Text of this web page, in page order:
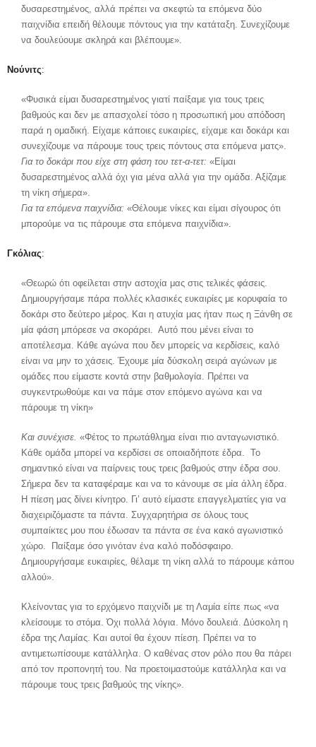
δυσαρεστημένος, αλλά πρέπει να σκεφτώ τα επόμενα δύο
παιχνίδια επειδή θέλουμε πόντους για την κατάταξη. Συνεχίζουμε
να δουλεύουμε σκληρά και βλέπουμε».
Νούνιτς:
«Φυσικά είμαι δυσαρεστημένος γιατί παίξαμε για τους τρεις
βαθμούς και δεν με απασχολεί τόσο η προσωπική μου απόδοση
παρά η ομαδική. Είχαμε κάποιες ευκαιρίες, είχαμε και δοκάρι και
συνεχίζουμε να πάρουμε τους τρεις πόντους στα επόμενα ματς».
Για το δοκάρι που είχε στη φάση του τετ-α-τετ: «Είμαι
δυσαρεστημένος αλλά όχι για μένα αλλά για την ομάδα. Αξίζαμε
τη νίκη σήμερα».
Για τα επόμενα παιχνίδια: «Θέλουμε νίκες και είμαι σίγουρος ότι
μπορούμε να τις πάρουμε στα επόμενα παιχνίδια».
Γκόλιας:
«Θεωρώ ότι οφείλεται στην αστοχία μας στις τελικές φάσεις.
Δημιουργήσαμε πάρα πολλές κλασικές ευκαιρίες με κορυφαία το
δοκάρι στο δεύτερο μέρος. Και η ατυχία μας ήταν πως η Ξάνθη σε
μία φάση μπόρεσε να σκοράρει. Αυτό που μένει είναι το
αποτέλεσμα. Κάθε αγώνα που δεν μπορείς να κερδίσεις, καλό
είναι να μην το χάσεις. Έχουμε μία δύσκολη σειρά αγώνων με
ομάδες που είμαστε κοντά στην βαθμολογία. Πρέπει να
συγκεντρωθούμε και να πάμε στον επόμενο αγώνα και να
πάρουμε τη νίκη»
Και συνέχισε. «Φέτος το πρωτάθλημα είναι πιο ανταγωνιστικό.
Κάθε ομάδα μπορεί να κερδίσει σε οποιαδήποτε έδρα. Το
σημαντικό είναι να παίρνεις τους τρεις βαθμούς στην έδρα σου.
Σήμερα δεν τα καταφέραμε και να το κάνουμε σε μία άλλη έδρα.
Η πίεση μας δίνει κίνητρο. Γι’ αυτό είμαστε επαγγελματίες για να
διαχειριζόμαστε τα πάντα. Συγχαρητήρια σε όλους τους
συμπαίκτες μου που έδωσαν τα πάντα σε ένα κακό αγωνιστικό
χώρο. Παίξαμε όσο γινόταν ένα καλό ποδόσφαιρο.
Δημιουργήσαμε ευκαιρίες, θέλαμε τη νίκη αλλά το πάρουμε κάπου
αλλού».
Κλείνοντας για το ερχόμενο παιχνίδι με τη Λαμία είπε πως «να
κλείσουμε το στόμα. Όχι πολλά λόγια. Μόνο δουλειά. Δύσκολη η
έδρα της Λαμίας. Και αυτοί θα έχουν πίεση. Πρέπει να το
αντιμετωπίσουμε κατάλληλα. Ο καθένας στον ρόλο που θα πάρει
από τον προπονητή του. Να προετοιμαστούμε κατάλληλα και να
πάρουμε τους τρεις βαθμούς της νίκης».